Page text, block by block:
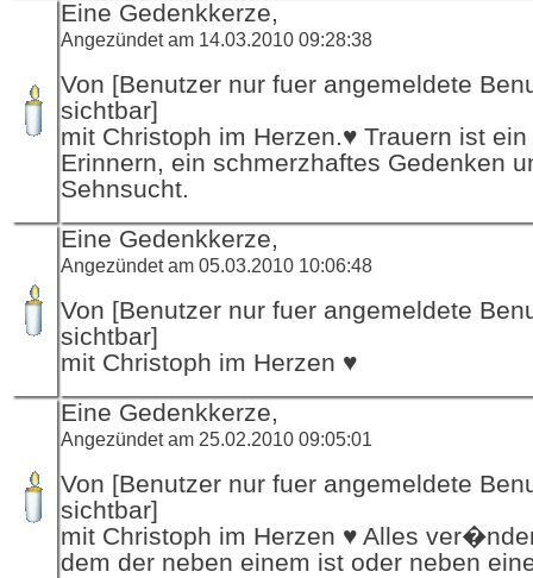
Eine Gedenkkerze,
Angezündet am 14.03.2010 09:28:38
Von [Benutzer nur fuer angemeldete
sichtbar]
mit Christoph im Herzen.♥ Trauern ist
Erinnern, ein schmerzhaftes Gedenken
Sehnsucht.
Eine Gedenkkerze,
Angezündet am 05.03.2010 10:06:48
Von [Benutzer nur fuer angemeldete
sichtbar]
mit Christoph im Herzen ♥
Eine Gedenkkerze,
Angezündet am 25.02.2010 09:05:01
Von [Benutzer nur fuer angemeldete
sichtbar]
mit Christoph im Herzen ♥ Alles
dem der neben einem ist oder neben